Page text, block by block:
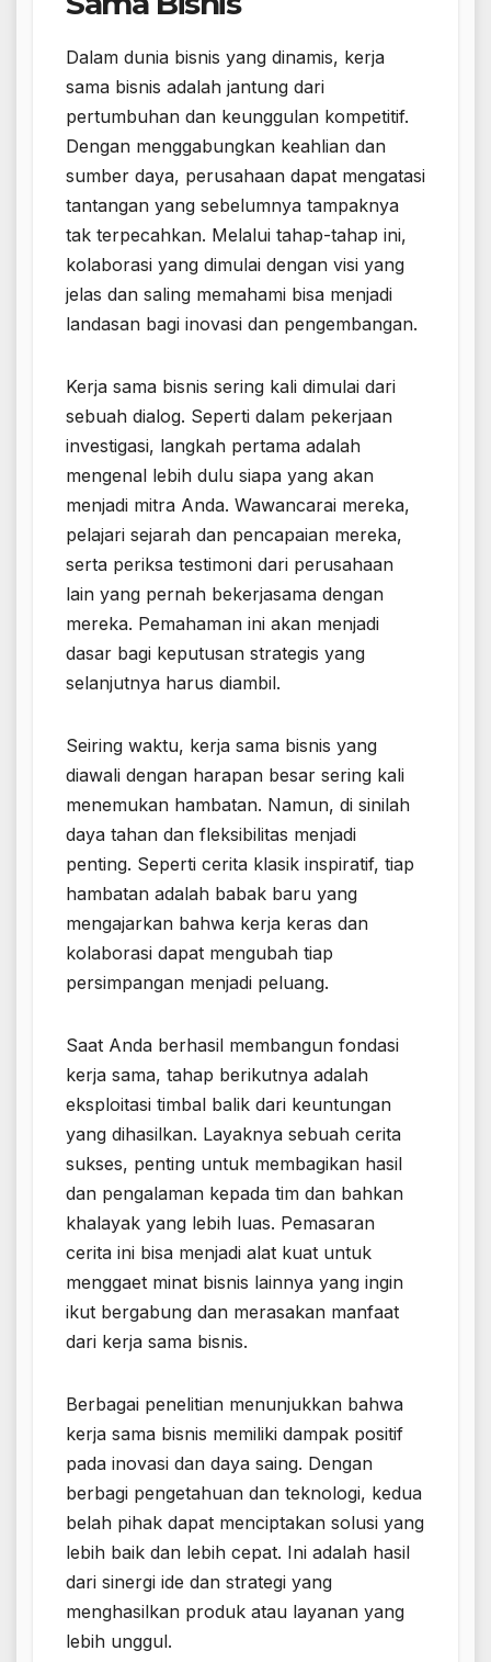
Dalam dunia bisnis yang dinamis, kerja
sama bisnis adalah jantung dari
pertumbuhan dan keunggulan kompetitif.
Dengan menggabungkan keahlian dan
sumber daya, perusahaan dapat mengatasi
tantangan yang sebelumnya tampaknya
tak terpecahkan. Melalui tahap-tahap ini,
kolaborasi yang dimulai dengan visi yang
jelas dan saling memahami bisa menjadi
landasan bagi inovasi dan pengembangan.
Kerja sama bisnis sering kali dimulai dari
sebuah dialog. Seperti dalam pekerjaan
investigasi, langkah pertama adalah
mengenal lebih dulu siapa yang akan
menjadi mitra Anda. Wawancarai mereka,
pelajari sejarah dan pencapaian mereka,
serta periksa testimoni dari perusahaan
lain yang pernah bekerjasama dengan
mereka. Pemahaman ini akan menjadi
dasar bagi keputusan strategis yang
selanjutnya harus diambil.
Seiring waktu, kerja sama bisnis yang
diawali dengan harapan besar sering kali
menemukan hambatan. Namun, di sinilah
daya tahan dan fleksibilitas menjadi
penting. Seperti cerita klasik inspiratif, tiap
hambatan adalah babak baru yang
mengajarkan bahwa kerja keras dan
kolaborasi dapat mengubah tiap
persimpangan menjadi peluang.
Saat Anda berhasil membangun fondasi
kerja sama, tahap berikutnya adalah
eksploitasi timbal balik dari keuntungan
yang dihasilkan. Layaknya sebuah cerita
sukses, penting untuk membagikan hasil
dan pengalaman kepada tim dan bahkan
khalayak yang lebih luas. Pemasaran
cerita ini bisa menjadi alat kuat untuk
menggaet minat bisnis lainnya yang ingin
ikut bergabung dan merasakan manfaat
dari kerja sama bisnis.
Berbagai penelitian menunjukkan bahwa
kerja sama bisnis memiliki dampak positif
pada inovasi dan daya saing. Dengan
berbagi pengetahuan dan teknologi, kedua
belah pihak dapat menciptakan solusi yang
lebih baik dan lebih cepat. Ini adalah hasil
dari sinergi ide dan strategi yang
menghasilkan produk atau layanan yang
lebih unggul.